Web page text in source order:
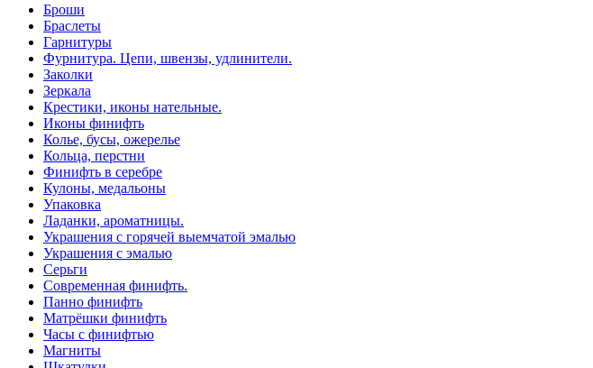
Броши
Браслеты
Гарнитуры
Фурнитура. Цепи, швензы, удлинители.
Заколки
Зеркала
Крестики, иконы нательные.
Иконы финифть
Колье, бусы, ожерелье
Кольца, перстни
Финифть в серебре
Кулоны, медальоны
Упаковка
Ладанки, ароматницы.
Украшения с горячей выемчатой эмалью
Украшения с эмалью
Серьги
Современная финифть.
Панно финифть
Матрёшки финифть
Часы с финифтью
Магниты